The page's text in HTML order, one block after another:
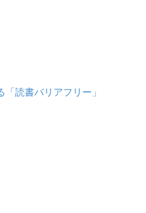
読書バリアフリー」